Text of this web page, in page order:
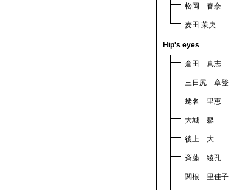
松岡 春奈
麦田 茉央
Hip's eyes
倉田 真志
三日尻 章登
蛯名 里恵
大城 馨
後上 大
斉藤 綾孔
関根 里佳子